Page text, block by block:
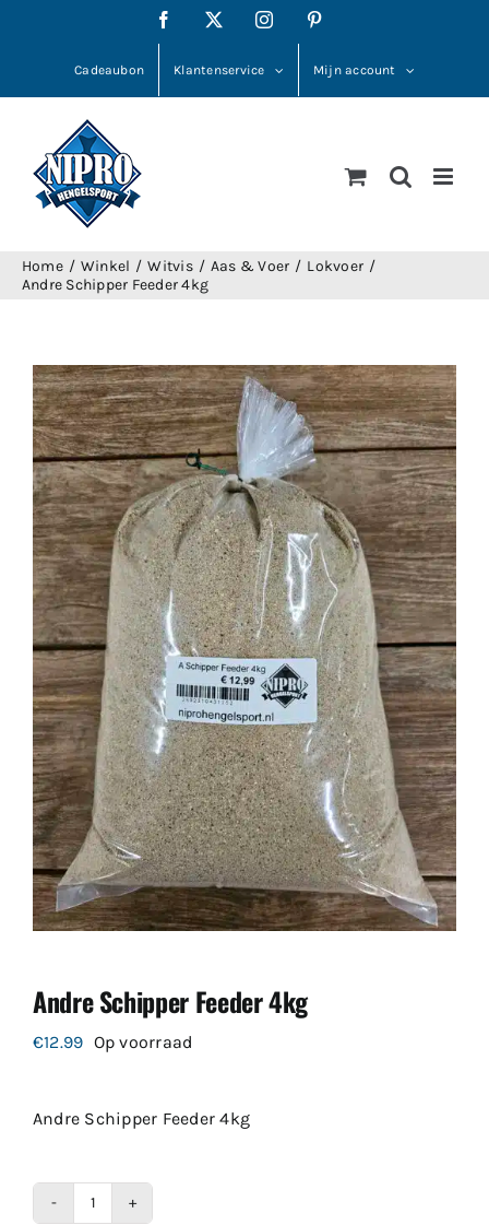
Facebook Instagram
Cadeaubon Klantenservice Mijn account
Home Winkel Witvis Aas & Voer
Lokvoer
Andre Schipper Feeder 4kg
Andre Schipper Feeder 4kg
€12.99 Op voorraad
Andre Schipper Feeder 4kg